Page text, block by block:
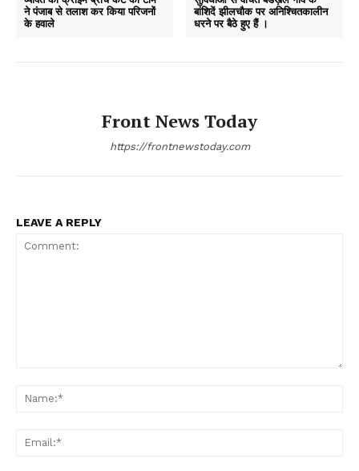
ने पंजाब से तलाश कर किया परिजनों
के हवाले
बांशिदें झीलचौक पर अनिश्चितकालीन
धरने पर बैठे हुए हैं ।
Front News Today
https://frontnewstoday.com
LEAVE A REPLY